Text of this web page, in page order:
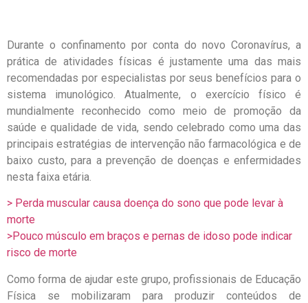
Durante o confinamento por conta do novo Coronavírus, a
prática de atividades físicas é justamente uma das mais
recomendadas por especialistas por seus benefícios para o
sistema imunológico. Atualmente, o exercício físico é
mundialmente reconhecido como meio de promoção da
saúde e qualidade de vida, sendo celebrado como uma das
principais estratégias de intervenção não farmacológica e de
baixo custo, para a prevenção de doenças e enfermidades
nesta faixa etária.
> Perda muscular causa doença do sono que pode levar à
morte
>Pouco músculo em braços e pernas de idoso pode indicar
risco de morte
Como forma de ajudar este grupo, profissionais de Educação
Física se mobilizaram para produzir conteúdos de